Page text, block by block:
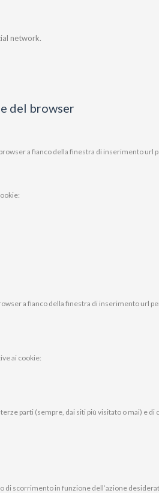
network.
del browser
a fianco della finestra di inserimento url
a fianco della finestra di inserimento url
ai cookie:
parti (sempre, dai siti più visitato o mai) e
di scorrimento in funzione dell’azione